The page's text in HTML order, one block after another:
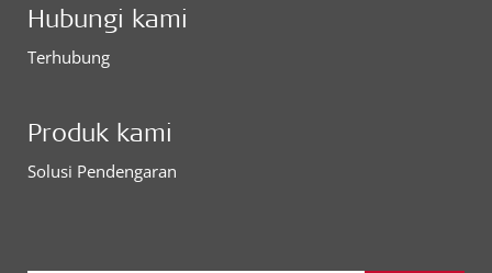
Hubungi kami
Terhubung
Produk kami
Solusi Pendengaran